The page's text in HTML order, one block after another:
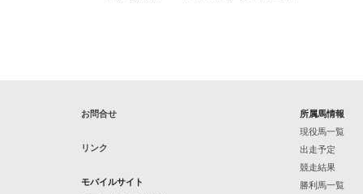
お問合せ
リンク
モバイルサイト
所属馬情報
現役馬一覧
出走予定
競走結果
勝利馬一覧